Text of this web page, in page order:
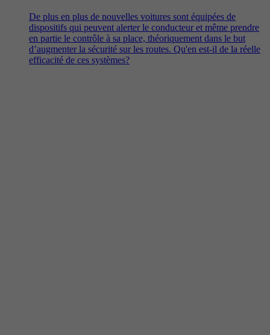
De plus en plus de nouvelles voitures sont équipées de
dispositifs qui peuvent alerter le conducteur et même prendre
en partie le contrôle à sa place, théoriquement dans le but
d’augmenter la sécurité sur les routes. Qu'en est-il de la réelle
efficacité de ces systèmes?